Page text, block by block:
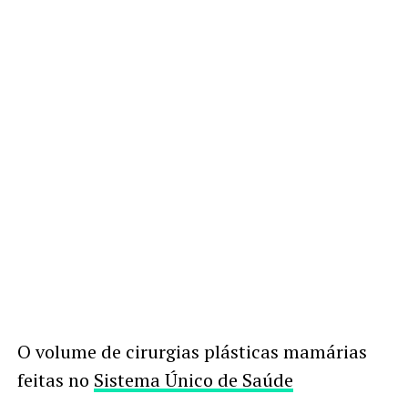
O volume de cirurgias plásticas mamárias
feitas no Sistema Único de Saúde